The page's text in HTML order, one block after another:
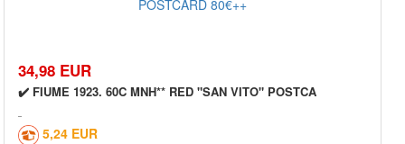
34,98 EUR
✔️ FIUME 1923. 60C MNH** RED "SAN VITO" POSTCA
5,24 EUR